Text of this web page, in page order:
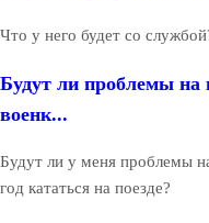
Что у него будет со
Будут ли проблемы на
военк...
Будут ли у меня проблемы
год кататься на поезде?